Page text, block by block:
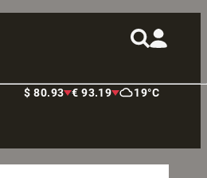
$ 80.93 € 93.19 19°C